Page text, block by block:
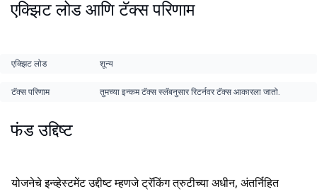
एक्झिट लोड आणि टॅक्स परिणाम
एक्झिट लोड शून्य
टॅक्स परिणाम तुमच्या इन्कम टॅक्स स्लॅबनुसार रिटर्नवर टॅक्स आकारला जातो.
फंड उद्दिष्ट
योजनेचे इन्व्हेस्टमेंट उद्दीष्ट म्हणजे ट्रॅकिंग त्रुटीच्या अधीन, अंतर्निहित